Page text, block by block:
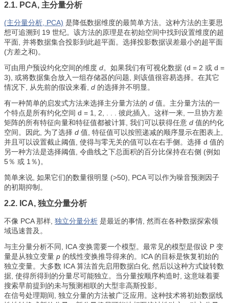
2.1. PCA, 主分量分析
(主分量分析, PCA) 是降低数据维度的最简单方法。这种方法的主要思
想可追溯到 19 世纪。该方法的原理是在初始空间中找到设置维度的超
平面, 并将数据集合投影到此超平面。选择投影数据误差最小的超平面
(方差之和)。
可由用户预设约化空间的维度 d。如果我们有可视化数据 (d = 2 或 d =
3), 或将数据集合放入一组存储器的问题, 则该值很容易选择。在其它
情况下, 从先前的假设来看, d 的选择并不明显。
有一种简单的启发式方法来选择主分量方法的 d 值。主分量方法的一
个特点是所有约化空间 d = 1, 2, . . . 彼此插入。这样一来, 一旦协方差
矩阵的所有特征向量和特征值都被计算, 我们可以获得任意 d 值的约化
空间。因此, 为了选择 d 值, 特征值可以按照递减的顺序显示在图表上,
并且可以设置截止阈值, 使得与零无关的值可以在右手侧。选择 d 值的
另一种方法是选择阈值, 令曲线之下总面积的百分比保持在右侧 (例如
5％ 或 1％)。
简单来说, 如果它们的数量很明显 (>50), PCA 可以作为噪音预测因子
的初期抑制。
2.2. ICA, 独立分量分析
不像 PCA 那样, 独立分量分析 是最近的事情, 然而在各种数据探索领
域迅速普及。
与主分量分析不同, ICA 变换需要一个模型。最常见的模型是假设 P 变
量是从独立变量 p 的线性变换推导得来的。ICA 的目标是恢复初始的
独立变量。大多数 ICA 算法首先启用数据白化, 然后以这种方式旋转数
据, 使得所得到的分量尽可能独立。当分量按顺序构造时, 这意味着要
搜索早前提到的未与预测相联的大型非高斯投影。
在信号处理期间, 独立分量的方法被广泛应用。这种技术将初始数据线